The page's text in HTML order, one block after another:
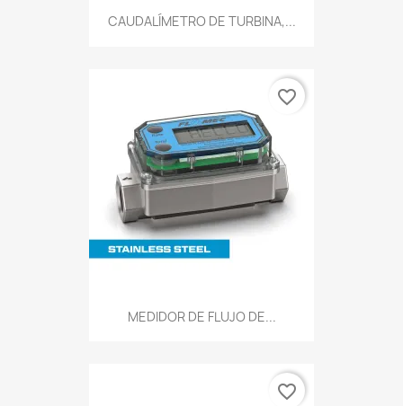
CAUDALÍMETRO DE TURBINA,...
MEDIDOR DE FLUJO DE...
favorite_border
favorite_border